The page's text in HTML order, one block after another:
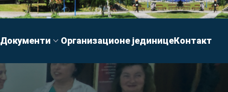
Документи Организационе јединицеКонтакт